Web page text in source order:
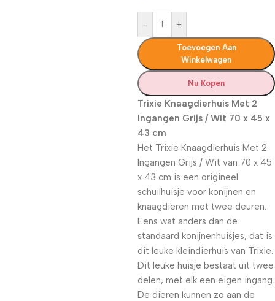
- +
Toevoegen Aan
Winkelwagen
Nu Kopen
Trixie Knaagdierhuis Met 2
Ingangen Grijs / Wit 70 x 45 x
43 cm
Het Trixie Knaagdierhuis Met 2
Ingangen Grijs / Wit van 70 x 45
x 43 cm is een origineel
schuilhuisje voor konijnen en
knaagdieren met twee deuren.
Eens wat anders dan de
standaard konijnenhuisjes, dat is
dit leuke kleindierhuis van Trixie.
Dit leuke huisje bestaat uit twee
delen, met elk een eigen ingang.
De dieren kunnen zo aan de